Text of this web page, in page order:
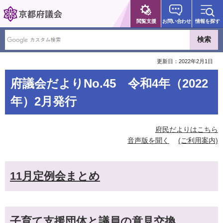
京都府議会
閲覧支援 お問い合わせ 情報を探す
更新日：2022年2月1日
府議会だよりNo.45 令和4年（2022
年）2月発行
府民だよりはこちら
音声版を聞く
(ご利用案内)
11月定例会まとめ